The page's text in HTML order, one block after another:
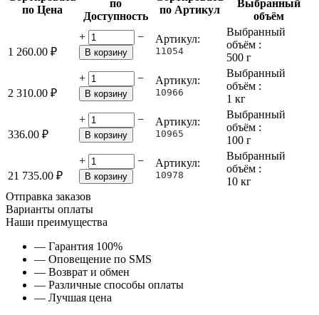
по Цена
по
Доступность
по Артикул
Выбранный
объём
1 260.00 ₽
+ −
В корзину
Артикул:
11054
Выбранный
объём :
500 г
2 310.00 ₽
+ −
В корзину
Артикул:
10966
Выбранный
объём :
1 кг
336.00 ₽
+ −
В корзину
Артикул:
10965
Выбранный
объём :
100 г
21 735.00 ₽
+ −
В корзину
Артикул:
10978
Выбранный
объём :
10 кг
Отправка заказов
Варианты оплаты
Наши преимущества
— Гарантия 100%
— Оповещение по SMS
— Возврат и обмен
— Различные способы оплаты
— Лучшая цена